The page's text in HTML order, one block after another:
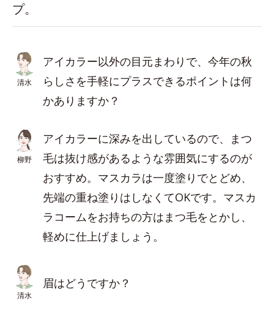
プ。
清水
アイカラー以外の目元まわりで、今年の秋
らしさを手軽にプラスできるポイントは何
かありますか？
柳野
アイカラーに深みを出しているので、まつ
毛は抜け感があるような雰囲気にするのが
おすすめ。マスカラは一度塗りでとどめ、
先端の重ね塗りはしなくてOKです。マスカ
ラコームをお持ちの方はまつ毛をとかし、
軽めに仕上げましょう。
清水
眉はどうですか？